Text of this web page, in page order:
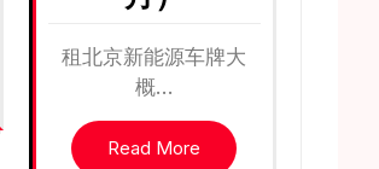
租北京新能源车牌大
概…
Read More